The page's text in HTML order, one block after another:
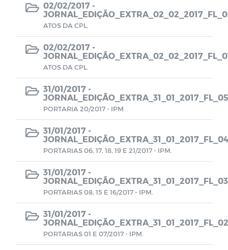
CPL - Relatórios de visitas
EDITAIS - LEI PAULO GUSTAVO
Resoluções e Atas
EDITAIS - LEI ALDIR BLANC
Despesas (COVID-19)
Receitas (COVID-19)
Termos de Adesão
02/02/2017 -
ATOS DA CPL.
02/02/2017 -
ATOS DA CPL.
31/01/2017 -
JORNAL_EDIÇÃO_EXTRA_31_01_2017_FL_05
PORTARIA 20/2017 - IPM
31/01/2017 -
JORNAL_EDIÇÃO_EXTRA_31_01_2017_FL_04
PORTARIAS 06, 17, 18, 19 E 21/2017 - IPM.
31/01/2017 -
JORNAL_EDIÇÃO_EXTRA_31_01_2017_FL_03
PORTARIAS 08, 15 E 16/2017 - IPM.
31/01/2017 -
JORNAL_EDIÇÃO_EXTRA_31_01_2017_FL_02
PORTARIAS 01 E 07/2017 - IPM.